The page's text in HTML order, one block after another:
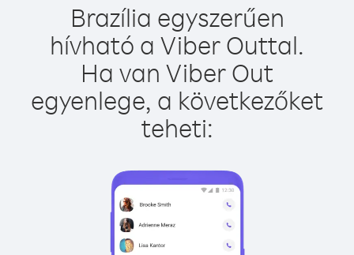
Brazília egyszerűen
hívható a Viber Outtal.
Ha van Viber Out
egyenlege, a következőket
teheti: